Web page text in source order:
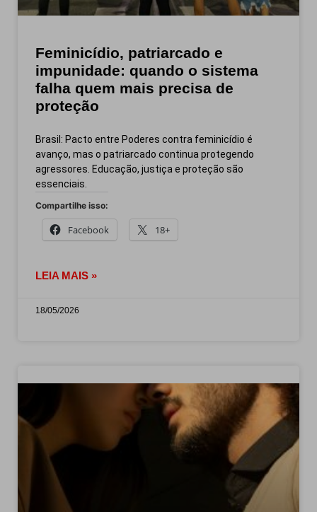
Feminicídio, patriarcado e
impunidade: quando o sistema
falha quem mais precisa de
proteção
Brasil: Pacto entre Poderes contra feminicídio é
avanço, mas o patriarcado continua protegendo
agressores. Educação, justiça e proteção são
essenciais.
Compartilhe isso:
Facebook 18+
LEIA MAIS »
18/05/2026